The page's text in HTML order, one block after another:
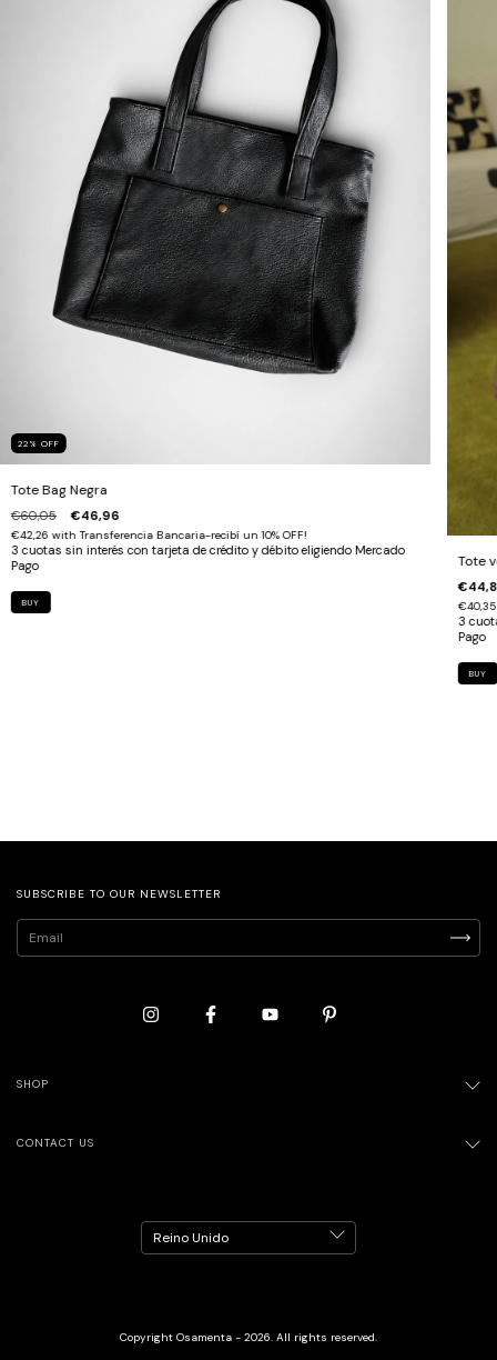
22 % OFF
Tote Bag Negra
€60,05 €46,96
€42,26with Transferencia Bancaria-recibí un 10% OFF!
Tote
SUBSCRIBE TO OUR NEWSLETTER
SHOP
CONTACT US
Copyright Osamenta - 2026. All rights reserved.